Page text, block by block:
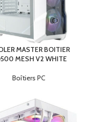
MASTER BOITIER
MESH V2 WHITE
Boîtiers PC